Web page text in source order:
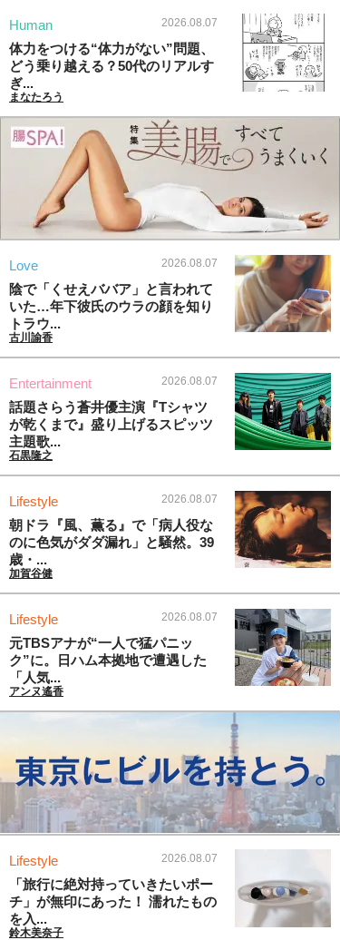
Human 2026.08.07
体力をつける“体力がない”問題、
どう乗り越える？50代のリアルす
ぎ...
まなたろう
Love 2026.08.07
陰で「くせえババア」と言われて
いた…年下彼氏のウラの顔を知り
トラウ...
古川諭香
Entertainment 2026.08.07
話題さらう蒼井優主演『Tシャツ
が乾くまで』盛り上げるスピッツ
主題歌...
石黒隆之
Lifestyle 2026.08.07
朝ドラ『風、薫る』で「病人役な
のに色気がダダ漏れ」と騒然。39
歳・...
加賀谷健
Lifestyle 2026.08.07
元TBSアナが“一人で猛パニッ
ク”に。日ハム本拠地で遭遇した
「人気...
アンヌ遙香
Lifestyle 2026.08.07
「旅行に絶対持っていきたいポー
チ」が無印にあった！ 濡れたもの
を入...
鈴木美奈子